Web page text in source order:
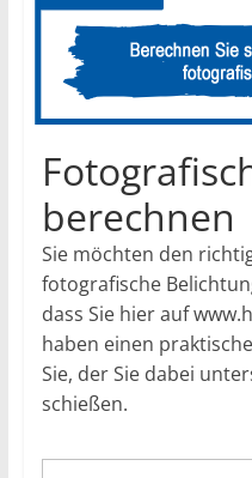
berechnen
Sie möchten den
fotografische
dass Sie hier auf
haben einen
Sie, der Sie dabei
schießen.